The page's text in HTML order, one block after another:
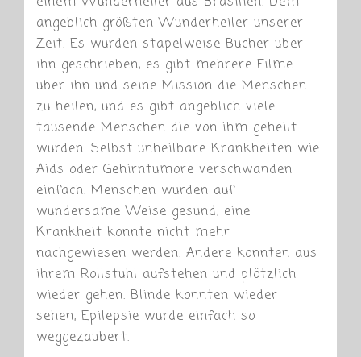
angeblich größten Wunderheiler unserer
Zeit. Es wurden stapelweise Bücher über
ihn geschrieben, es gibt mehrere Filme
über ihn und seine Mission die Menschen
zu heilen, und es gibt angeblich viele
tausende Menschen die von ihm geheilt
wurden. Selbst unheilbare Krankheiten wie
Aids oder Gehirntumore verschwanden
einfach. Menschen wurden auf
wundersame Weise gesund, eine
Krankheit konnte nicht mehr
nachgewiesen werden. Andere konnten aus
ihrem Rollstuhl aufstehen und plötzlich
wieder gehen. Blinde konnten wieder
sehen, Epilepsie wurde einfach so
weggezaubert.